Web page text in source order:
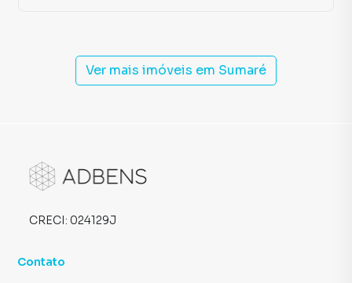
Ver mais imóveis em Sumaré
CRECI: 024129J
Contato